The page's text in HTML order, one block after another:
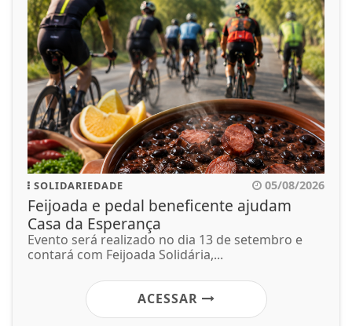
SOLIDARIEDADE 05/08/2026
Feijoada e pedal beneficente ajudam
Casa da Esperança
Evento será realizado no dia 13 de setembro e
contará com Feijoada Solidária,...
ACESSAR